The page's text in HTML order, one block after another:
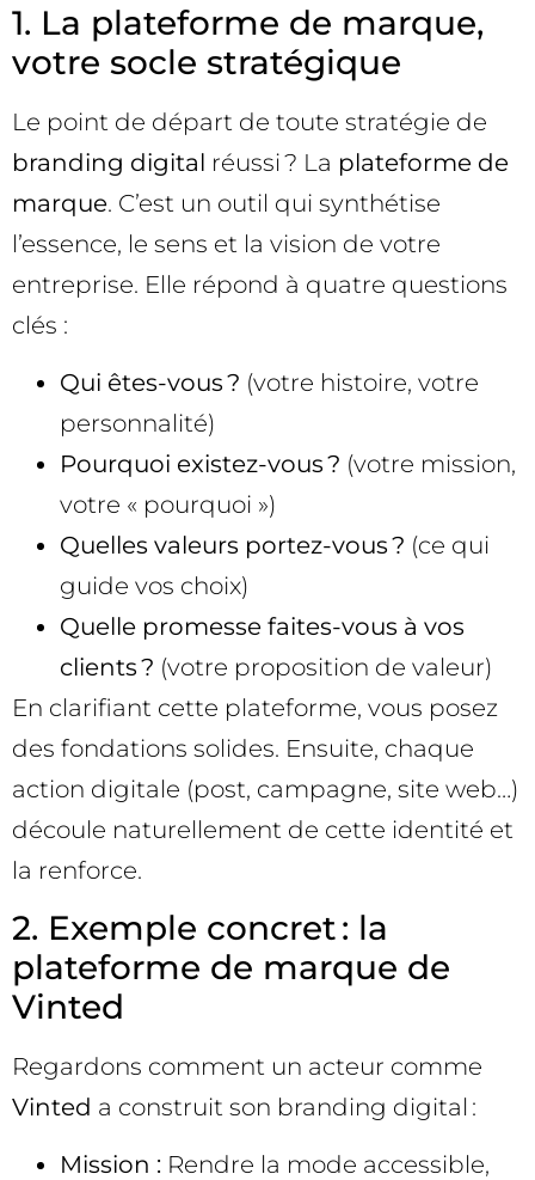
1. La plateforme de marque,
votre socle stratégique
Le point de départ de toute stratégie de
branding digital réussi ? La plateforme de
marque. C’est un outil qui synthétise
l’essence, le sens et la vision de votre
entreprise. Elle répond à quatre questions
clés :
Qui êtes-vous ? (votre histoire, votre
personnalité)
Pourquoi existez-vous ? (votre mission,
votre « pourquoi »)
Quelles valeurs portez-vous ? (ce qui
guide vos choix)
Quelle promesse faites-vous à vos
clients ? (votre proposition de valeur)
En clarifiant cette plateforme, vous posez
des fondations solides. Ensuite, chaque
action digitale (post, campagne, site web…)
découle naturellement de cette identité et
la renforce.
2. Exemple concret : la
plateforme de marque de
Vinted
Regardons comment un acteur comme
Vinted a construit son branding digital :
Mission : Rendre la mode accessible,